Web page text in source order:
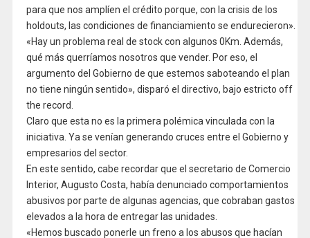
para que nos amplíen el crédito porque, con la crisis de los
holdouts, las condiciones de financiamiento se endurecieron».
«Hay un problema real de stock con algunos 0Km. Además,
qué más querríamos nosotros que vender. Por eso, el
argumento del Gobierno de que estemos saboteando el plan
no tiene ningún sentido», disparó el directivo, bajo estricto off
the record.
Claro que esta no es la primera polémica vinculada con la
iniciativa. Ya se venían generando cruces entre el Gobierno y
empresarios del sector.
En este sentido, cabe recordar que el secretario de Comercio
Interior, Augusto Costa, había denunciado comportamientos
abusivos por parte de algunas agencias, que cobraban gastos
elevados a la hora de entregar las unidades.
«Hemos buscado ponerle un freno a los abusos que hacían